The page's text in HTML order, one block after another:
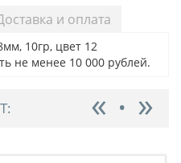
и оплата
10гр, цвет 12
не менее 10 000 рублей.